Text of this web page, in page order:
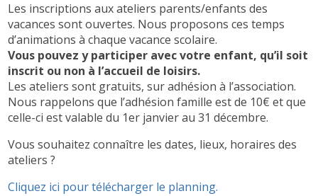
Les inscriptions aux ateliers parents/enfants des
vacances sont ouvertes. Nous proposons ces temps
d’animations à chaque vacance scolaire.
Vous pouvez y participer avec votre enfant, qu’il soit
inscrit ou non à l’accueil de loisirs.
Les ateliers sont gratuits, sur adhésion à l’association.
Nous rappelons que l’adhésion famille est de 10€ et que
celle-ci est valable du 1er janvier au 31 décembre.
Vous souhaitez connaître les dates, lieux, horaires des
ateliers ?
Cliquez ici pour télécharger le planning.